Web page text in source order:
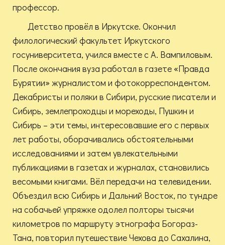
профессор.
Детство провёл в Иркутске. Окончил
филологический факультет Иркутского
госуниверситета, учился вместе с А. Вампиловым.
После окончания вуза работал в газете «Правда
Бурятии» журналистом и фотокорреспондентом.
Декабристы и поляки в Сибири, русские писатели и
Сибирь, землепроходцы и мореходы, Пушкин и
Сибирь – эти темы, интересовавшие его с первых
лет работы, оборачивались обстоятельными
исследованиями и затем увлекательными
публикациями в газетах и журналах, становились
весомыми книгами. Вёл передачи на телевидении.
Объездил всю Сибирь и Дальний Восток, по тундре
на собачьей упряжке одолел полторы тысячи
километров по маршруту этнографа Богораз-
Тана, повторил путешествие Чехова до Сахалина,